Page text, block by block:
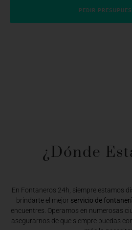
PEDIR
¿Dónde
En Fontaneros 24h, siempre estamos
brindarte el mejor servicio de
encuentres. Operamos en numerosas
asegurarnos de que siempre puedas